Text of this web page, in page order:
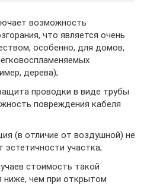
возможность
что является очень
особенно, для домов,
дерева);
проводки в виде трубы
повреждения кабеля
(в отличие от воздушной) не
эстетичности участка;
стоимость такой
ниже, чем при открытом